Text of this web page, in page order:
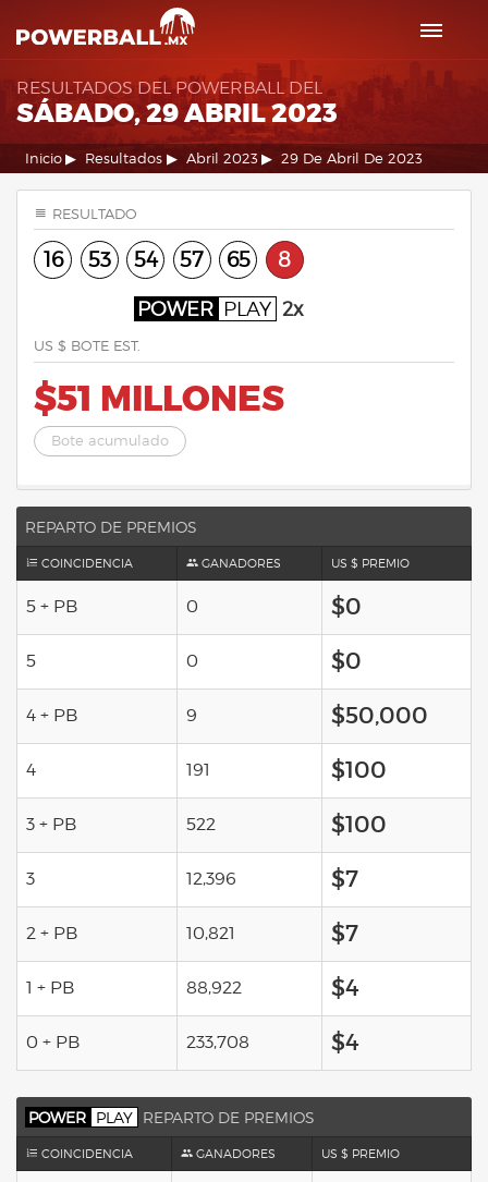
RESULTADOS DEL POWERBALL DEL
SÁBADO, 29 ABRIL 2023
Inicio Resultados Abril 2023 29 De Abril De 2023
RESULTADO
16 53 54 57 65 8
POWER PLAY 2x
US $ BOTE EST.
$51 MILLONES
Bote acumulado
REPARTO DE PREMIOS
COINCIDENCIA GANADORES US $ PREMIO
5 + PB 0 $0
5 0 $0
4 + PB 9 $50,000
4 191 $100
3 + PB 522 $100
3 12,396 $7
2 + PB 10,821 $7
1 + PB 88,922 $4
0 + PB 233,708 $4
POWER PLAY REPARTO DE PREMIOS
COINCIDENCIA GANADORES US $ PREMIO